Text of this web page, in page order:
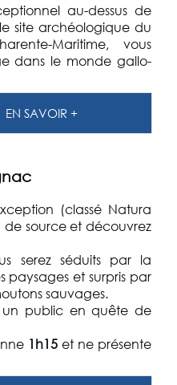
au-dessus de
site archéologique du
Maritime, vous
dans le monde gallo-
EN SAVOIR +
(classé Natura
de source et découvrez
serez séduits par la
et surpris par
sauvages.
un public en quête de
1h15 et ne présente